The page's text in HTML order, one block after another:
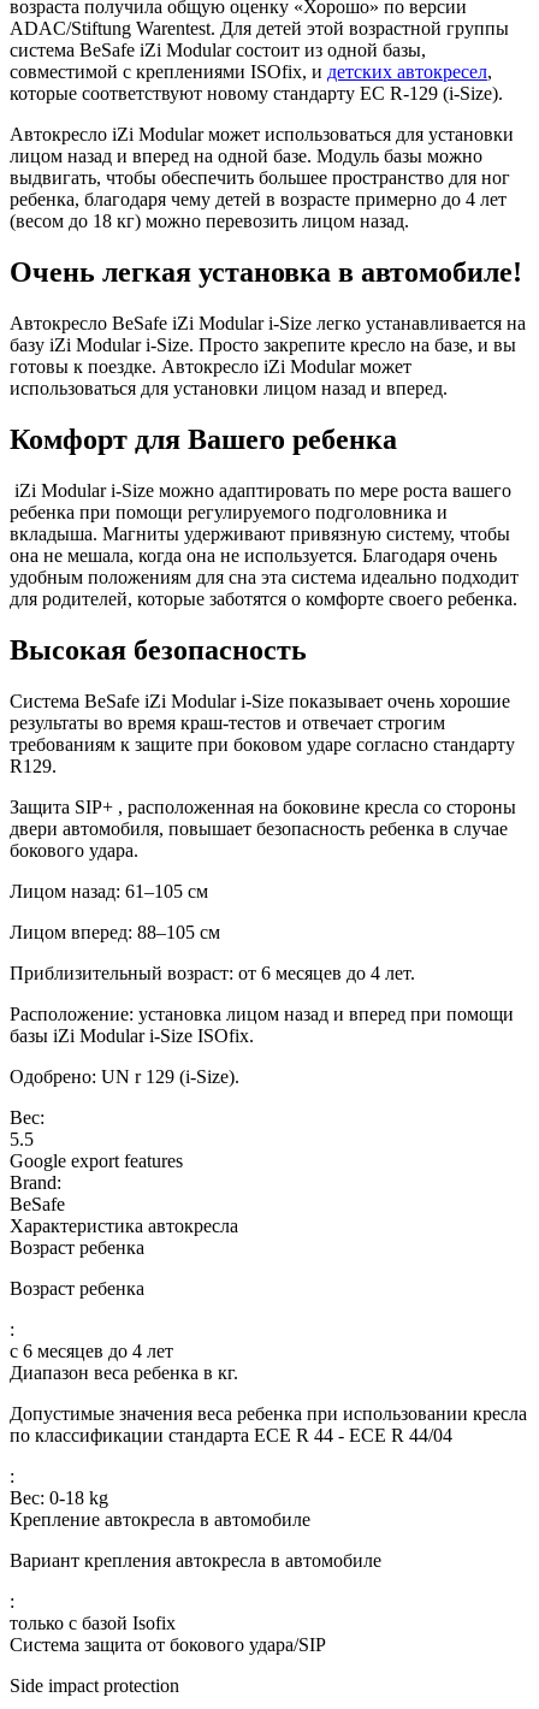
возраста получила общую оценку «Хорошо» по версии
ADAC/Stiftung Warentest. Для детей этой возрастной группы
система BeSafe iZi Modular состоит из одной базы,
совместимой с креплениями ISOfix, и детских автокресел,
которые соответствуют новому стандарту ЕС R-129 (i-Size).
Автокресло iZi Modular может использоваться для установки
лицом назад и вперед на одной базе. Модуль базы можно
выдвигать, чтобы обеспечить большее пространство для ног
ребенка, благодаря чему детей в возрасте примерно до 4 лет
(весом до 18 кг) можно перевозить лицом назад.
Очень легкая установка в автомобиле!
Автокресло BeSafe iZi Modular i-Size легко устанавливается на
базу iZi Modular i-Size. Просто закрепите кресло на базе, и вы
готовы к поездке. Автокресло iZi Modular может
использоваться для установки лицом назад и вперед.
Комфорт для Вашего ребенка
iZi Modular i-Size можно адаптировать по мере роста вашего
ребенка при помощи регулируемого подголовника и
вкладыша. Магниты удерживают привязную систему, чтобы
она не мешала, когда она не используется. Благодаря очень
удобным положениям для сна эта система идеально подходит
для родителей, которые заботятся о комфорте своего ребенка.
Высокая безопасность
Система BeSafe iZi Modular i-Size показывает очень хорошие
результаты во время краш-тестов и отвечает строгим
требованиям к защите при боковом ударе согласно стандарту
R129.
Защита SIP+ , расположенная на боковине кресла со стороны
двери автомобиля, повышает безопасность ребенка в случае
бокового удара.
Лицом назад: 61–105 см
Лицом вперед: 88–105 см
Приблизительный возраст: от 6 месяцев до 4 лет.
Расположение: установка лицом назад и вперед при помощи
базы iZi Modular i-Size ISOfix.
Одобрено: UN r 129 (i-Size).
Вес:
5.5
Google export features
Brand:
BeSafe
Характеристика автокресла
Возраст ребенка
Возраст ребенка
:
с 6 месяцев до 4 лет
Диапазон веса ребенка в кг.
Допустимые значения веса ребенка при использовании кресла
по классификации стандарта ECE R 44 - ECE R 44/04
:
Вес: 0-18 kg
Крепление автокресла в автомобиле
Вариант крепления автокресла в автомобиле
:
только с базой Isofix
Система защита от бокового удара/SIP
Side impact protection